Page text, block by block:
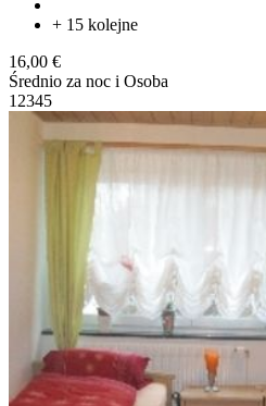
+ 15 kolejne
16,00 €
Średnio za noc i Osoba
1 2345